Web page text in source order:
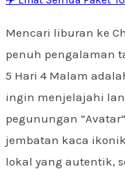
Mencari liburan ke
penuh pengalaman
5 Hari 4 Malam
ingin menjelajahi
pegunungan
jembatan kaca
lokal yang autentik,